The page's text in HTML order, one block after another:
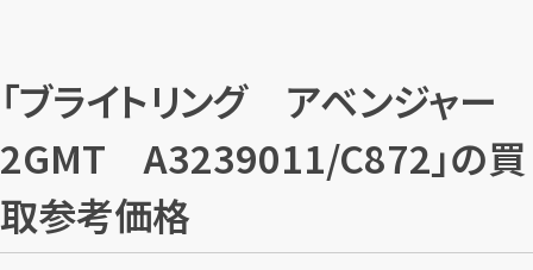
「ブライトリング アベンジャー
2GMT A3239011/C872」の買
取参考価格